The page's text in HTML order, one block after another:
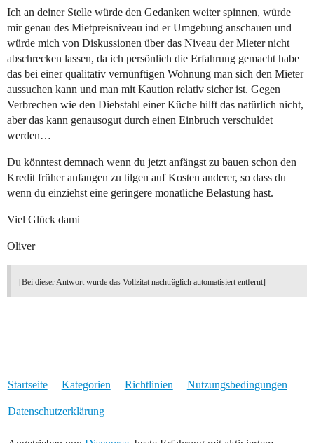
Ich an deiner Stelle würde den Gedanken weiter spinnen, würde
mir genau des Mietpreisniveau ind er Umgebung anschauen und
würde mich von Diskussionen über das Niveau der Mieter nicht
abschrecken lassen, da ich persönlich die Erfahrung gemacht habe
das bei einer qualitativ vernünftigen Wohnung man sich den Mieter
aussuchen kann und man mit Kaution relativ sicher ist. Gegen
Verbrechen wie den Diebstahl einer Küche hilft das natürlich nicht,
aber das kann genausogut durch einen Einbruch verschuldet
werden…
Du könntest demnach wenn du jetzt anfängst zu bauen schon den
Kredit früher anfangen zu tilgen auf Kosten anderer, so dass du
wenn du einziehst eine geringere monatliche Belastung hast.
Viel Glück dami
Oliver
[Bei dieser Antwort wurde das Vollzitat nachträglich automatisiert entfernt]
Startseite Kategorien Richtlinien Nutzungsbedingungen
Datenschutzerklärung